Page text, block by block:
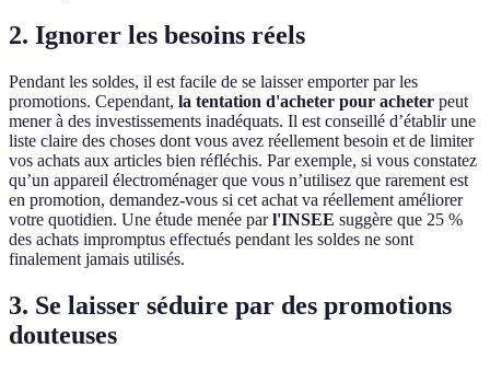
2. Ignorer les besoins réels
Pendant les soldes, il est facile de se laisser emporter par les
promotions. Cependant, la tentation d'acheter pour acheter peut
mener à des investissements inadéquats. Il est conseillé d’établir une
liste claire des choses dont vous avez réellement besoin et de limiter
vos achats aux articles bien réfléchis. Par exemple, si vous constatez
qu’un appareil électroménager que vous n’utilisez que rarement est
en promotion, demandez-vous si cet achat va réellement améliorer
votre quotidien. Une étude menée parl'INSEE suggère que 25 %
des achats impromptus effectués pendant les soldes ne sont
finalement jamais utilisés.
3. Se laisser séduire par des promotions
douteuses